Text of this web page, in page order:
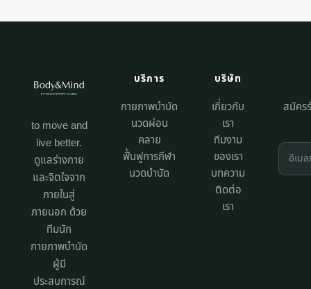
to move and
live better.
ดูแลร่างกาย
และจิตใจจาก
ภายในสู่
ภายนอก ด้วย
ทีมนัก
กายภาพบำบัด
ผู้มี
ประสบการณ์
บริการ
กายภาพบำบัด
นวดผ่อน
คลาย
ฟื้นฟูการกีฬา
นวดบำบัด
บริษัท
เกี่ยวกับ
เรา
ทีมงาม
ของเรา
บทความ
ติดต่อ
เรา
สมัคร